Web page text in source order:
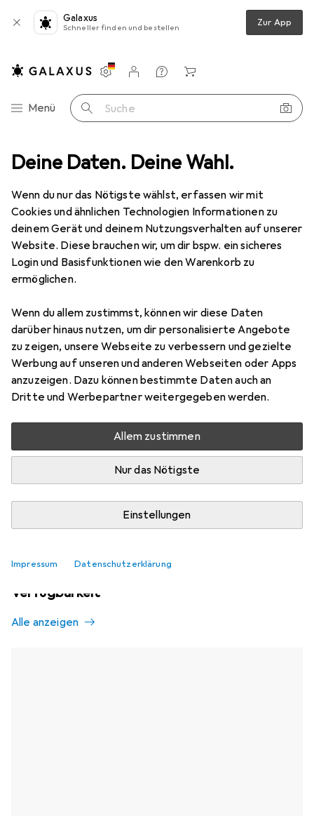
Deine Daten. Deine Wahl.
Wenn du nur das Nötigste wählst, erfassen wir mit
Cookies und ähnlichen Technologien Informationen zu
deinem Gerät und deinem Nutzungsverhalten auf unserer
Website. Diese brauchen wir, um dir bspw. ein sicheres
Login und Basisfunktionen wie den Warenkorb zu
ermöglichen.
Wenn du allem zustimmst, können wir diese Daten
darüber hinaus nutzen, um dir personalisierte Angebote
zu zeigen, unsere Webseite zu verbessern und gezielte
Werbung auf unseren und anderen Webseiten oder Apps
anzuzeigen. Dazu können bestimmte Daten auch an
Dritte und Werbepartner weitergegeben werden.
Allem zustimmen
Nur das Nötigste
Einstellungen
Impressum Datenschutzerklärung
Galaxus
Schneller finden und bestellen Zur App
Navigation nach Kategorien
Menü Suche
Einstellungen
Kundenkonto
Vergleichslisten
Merklisten
Warenkorb
Swaytronic AIOES Adapterkabel EC5 weiblich zu EC5 weiblich
SwaytronicAIOES Adapterkabel EC5
weiblich zu EC5 weiblich
4 Mehr von Swaytronic
Aktuell nicht lieferbar
Benachrichtigen, wenn lieferbar
Vergleichen Merken
Kostenloser Versand ab 30,– i
Ähnliche Produkte mit besserer
Verfügbarkeit
Alle anzeigen